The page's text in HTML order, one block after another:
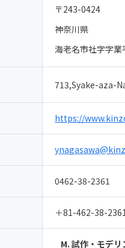
〒243-0424
神奈川県
海老名市社字字業
713,Syake-aza-
https://
0462-38-2361
＋81-462-38-
M. 試作・モデ